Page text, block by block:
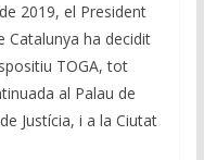
2019, el President
Catalunya ha decidit
TOGA, tot
al Palau de
Justícia, i a la Ciutat